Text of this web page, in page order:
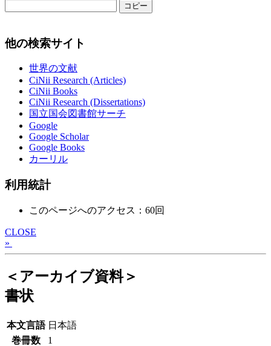
コピー
他の検索サイト
世界の文献
CiNii Research (Articles)
CiNii Books
CiNii Research (Dissertations)
国立国会図書館サーチ
Google
Google Scholar
Google Books
カーリル
利用統計
このページへのアクセス：60回
CLOSE
»
＜アーカイブ資料＞
書状
本文言語 日本語
巻冊数
1